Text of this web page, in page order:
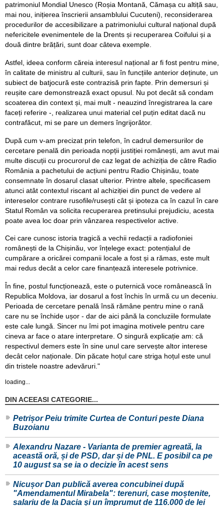
patrimoniul Mondial Unesco (Roșia Montană, Cămașa cu altiță sau,
mai nou, inițierea înscrierii ansamblului Cucuteni), reconsiderarea
procedurilor de accesibilizare a patrimoniului cultural național după
nefericitele evenimentele de la Drents și recuperarea Coifului și a
două dintre brățări, sunt doar câteva exemple.
Astfel, ideea conform căreia interesul național ar fi fost pentru mine,
în calitate de ministru al culturii, sau în funcțiile anterior deținute, un
subiect de batjocură este contrazisă prin fapte. Prin demersuri și
reușite care demonstrează exact opusul. Nu pot decât să condam
scoaterea din context și, mai mult - neauzind înregistrarea la care
faceți referire -, realizarea unui material cel puțin editat dacă nu
contrafăcut, mi se pare un demers îngrijorător.
După cum v-am precizat prin telefon, în cadrul demersurilor de
cercetare penală din perioada nopții justiției românești, am avut mai
multe discuții cu procurorul de caz legat de achiziția de câtre Radio
România a pachetului de acțiuni pentru Radio Chișinău, toate
consemnate în dosarul clasat ulterior. Printre altele, specificasem
atunci atât contextul riscant al achiziției din punct de vedere al
intereselor contrare rusofile/rusești cât și ipoteza ca în cazul în care
Statul Român va solicita recuperarea pretinsului prejudiciu, acesta
poate avea loc doar prin vânzarea respectivelor active.
Cei care cunosc istoria tragică a vechii redacții a radiofoniei
românești de la Chișinău, vor înțelege exact: potențialul de
cumpărare a oricărei companii locale a fost și a rămas, este mult
mai redus decât a celor care finanțează interesele potrivnice.
În fine, postul funcționează, este o puternică voce românească în
Republica Moldova, iar dosarul a fost închis în urmă cu un deceniu.
Perioada de cercetare penală însă rămâne pentru mine o rană
care nu se închide ușor - dar de aici până la concluziile formulate
este cale lungă. Sincer nu îmi pot imagina motivele pentru care
cineva ar face o atare interpretare. O singură explicație am: că
respectivul demers este în sine unul care servește altor interese
decât celor naționale. Din păcate hoțul care striga hoțul este unul
din tristele noastre adevăruri."
loading...
DIN ACEEASI CATEGORIE...
Petrișor Peiu trimite Curtea de Conturi peste Diana
Buzoianu
Alexandru Nazare - Varianta de premier agreată, la
această oră, și de PSD, dar și de PNL. E posibil ca pe
10 august sa se ia o decizie în acest sens
Nicușor Dan publică averea concubinei după
"Amendamentul Mirabela": terenuri, case moștenite,
salariu de la Dacia și un împrumut de 116.000 de lei